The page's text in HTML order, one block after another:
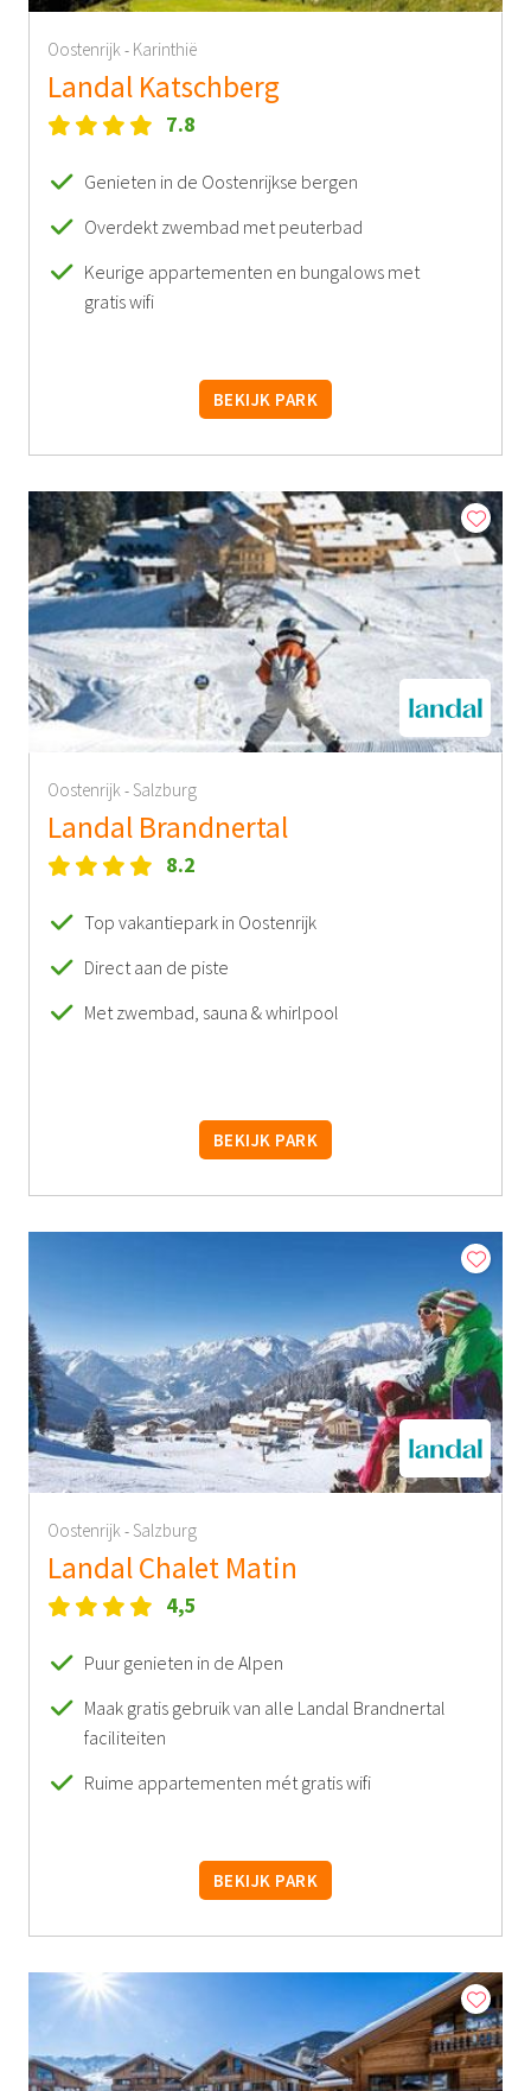
Oostenrijk- Karinthië
Landal Katschberg
7.8
Genieten in de Oostenrijkse bergen
Overdekt zwembad met peuterbad
Keurige appartementen en bungalows met
gratis wifi
BEKIJK PARK
Oostenrijk- Salzburg
Landal Brandnertal
8.2
Top vakantiepark in Oostenrijk
Direct aan de piste
Met zwembad, sauna & whirlpool
BEKIJK PARK
Oostenrijk- Salzburg
Landal Chalet Matin
4,5
Puur genieten in de Alpen
Maak gratis gebruik van alle Landal Brandnertal
faciliteiten
Ruime appartementen mét gratis wifi
BEKIJK PARK